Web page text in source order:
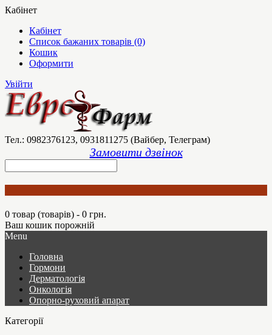
Кабінет
Кабінет
Список бажаних товарів (0)
Кошик
Оформити
Увійти
Тел.: 0982376123, 0931811275 (Вайбер, Телеграм)
Замовити дзвінок
0 товар (товарів) - 0 грн.
Ваш кошик порожній
Menu
Головна
Гормони
Дерматологія
Онкологія
Опорно-руховий апарат
Категорії